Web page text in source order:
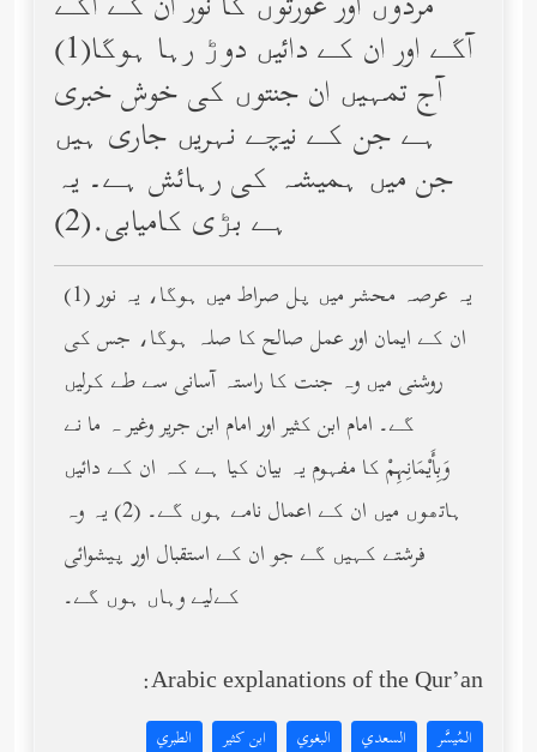
آگے اور ان کے دائیں دوڑ رہا ہوگا(1)
آج تمہیں ان جنتوں کی خوش خبری
ہے جن کے نیچے نہریں جاری ہیں
جن میں ہمیشہ کی رہائش ہے۔ یہ
ہے بڑی کامیابی.(2)
(1) یہ عرصہ محشر میں پل صراط میں ہوگا، یہ نور
ان کے ایمان اور عمل صالح کا صلہ ہوگا، جس کی
روشنی میں وہ جنت کا راستہ آسانی سے طے کرلیں
گے۔ امام ابن کثیر اور امام ابن جریر وغیر ہ ما نے
وَبِأَيْمَانِهِمْ کا مفہوم یہ بیان کیا ہے کہ ان کے دائیں
ہاتھوں میں ان کے اعمال نامے ہوں گے۔ (2) یہ وہ
فرشتے کہیں گے جو ان کے استقبال اور پیشوائی
کےلیے وہاں ہوں گے۔
Arabic explanations of the Qur’an:
المُيسَّر السعدي البغوي ابن كثير الطبري